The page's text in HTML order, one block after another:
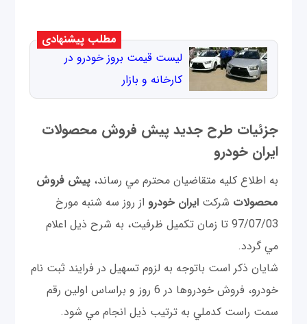
مطلب پیشنهادی
لیست قیمت بروز خودرو در
کارخانه و بازار
جزئیات طرح جدید پیش فروش محصولات
ایران خودرو
به اطلاع کليه متقاضیان محترم مي رساند،پيش فروش
محصولات شركتایران خودرو از روز سه شنبه مورخ
97/07/03 تا زمان تکميل ظرفيت، به شرح ذيل اعلام
مي گردد.
شايان ذكر است باتوجه به لزوم تسهيل در فرايند ثبت نام
خودرو، فروش خودروها در 6 روز و براساس اولين رقم
سمت راست كدملي به ترتيب ذيل انجام مي شود.